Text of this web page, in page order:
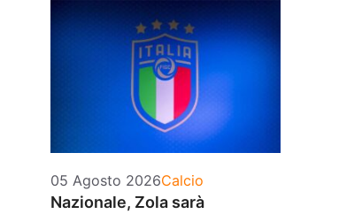
05 Agosto 2026Categorie
Calcio
Nazionale, Zola sarà